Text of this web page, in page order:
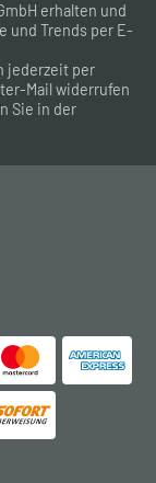
erhalten und
und Trends per E-
jederzeit per
Mail widerrufen
Sie in der